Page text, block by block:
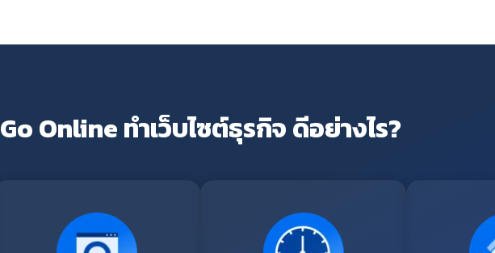
Go Online ทำเว็บไซต์ธุรกิจ ดีอย่างไร?